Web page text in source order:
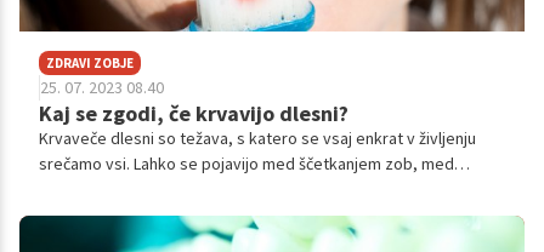
ZDRAVI ZOBJE
25. 07. 2023 08.40
Kaj se zgodi, če krvavijo dlesni?
Krvaveče dlesni so težava, s katero se vsaj enkrat v življenju
srečamo vsi. Lahko se pojavijo med ščetkanjem zob, med
Običajno je stanje povezano z vnetjem dlesni, strokovno
poimenovanim gingivitis, ki je prva stopnja parodontalne